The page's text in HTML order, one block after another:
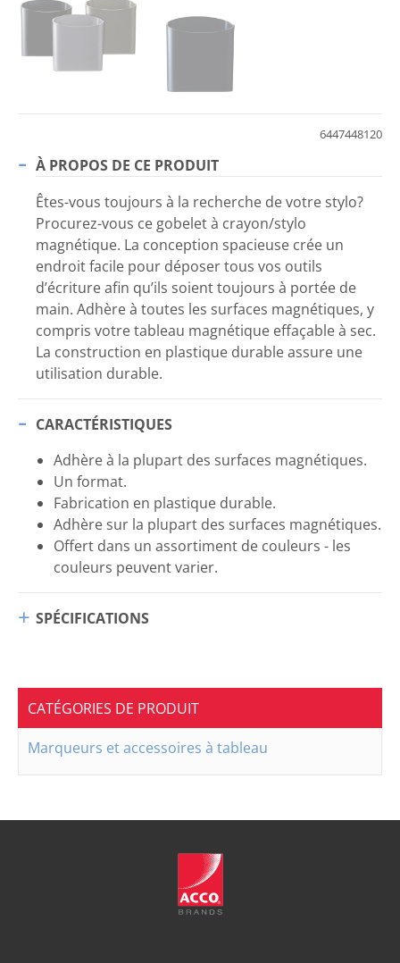
6447448120
À PROPOS DE CE PRODUIT
Êtes-vous toujours à la recherche de votre stylo?
Procurez-vous ce gobelet à crayon/stylo
magnétique. La conception spacieuse crée un
endroit facile pour déposer tous vos outils
d’écriture afin qu’ils soient toujours à portée de
main. Adhère à toutes les surfaces magnétiques, y
compris votre tableau magnétique effaçable à sec.
La construction en plastique durable assure une
utilisation durable.
CARACTÉRISTIQUES
Adhère à la plupart des surfaces magnétiques.
Un format.
Fabrication en plastique durable.
Adhère sur la plupart des surfaces magnétiques.
Offert dans un assortiment de couleurs - les
couleurs peuvent varier.
SPÉCIFICATIONS
CATÉGORIES DE PRODUIT
Marqueurs et accessoires à tableau